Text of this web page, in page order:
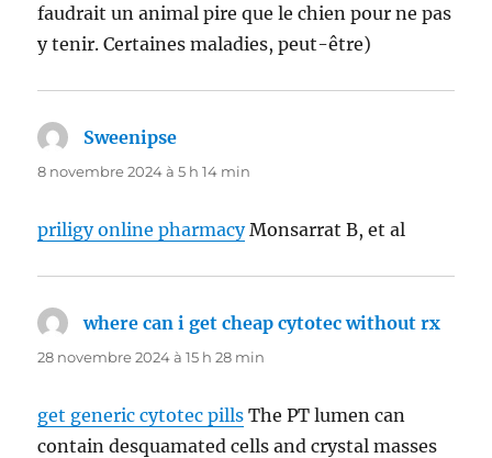
faudrait un animal pire que le chien pour ne pas
y tenir. Certaines maladies, peut-être)
Sweenipse
8 novembre 2024 à 5 h 14 min
priligy online pharmacyMonsarrat B, et al
where can i get cheap cytotec without rx
28 novembre 2024 à 15 h 28 min
get generic cytotec pills The PT lumen can
contain desquamated cells and crystal masses